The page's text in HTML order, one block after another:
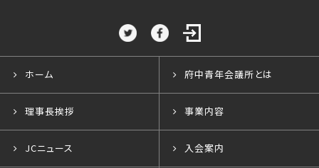
ホーム 府中青年会議所とは
理事長挨拶 事業内容
JCニュース 入会案内